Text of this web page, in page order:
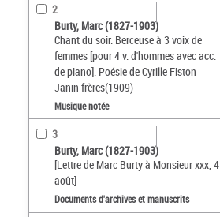
2
Burty, Marc (1827-1903)
Chant du soir. Berceuse à 3 voix de
femmes [pour 4 v. d'hommes avec acc.
de piano]. Poésie de Cyrille Fiston
Janin frères(1909)
Musique notée
3
Burty, Marc (1827-1903)
[Lettre de Marc Burty à Monsieur xxx, 4
août]
Documents d'archives et manuscrits